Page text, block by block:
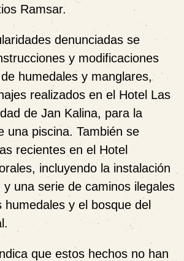
Ramsar.
denunciadas se
y modificaciones
humedales y manglares,
realizados en el Hotel Las
de Jan Kalina, para la
una piscina. También se
recientes en el Hotel
incluyendo la instalación
una serie de caminos ilegales
y el bosque del
que estos hechos no han